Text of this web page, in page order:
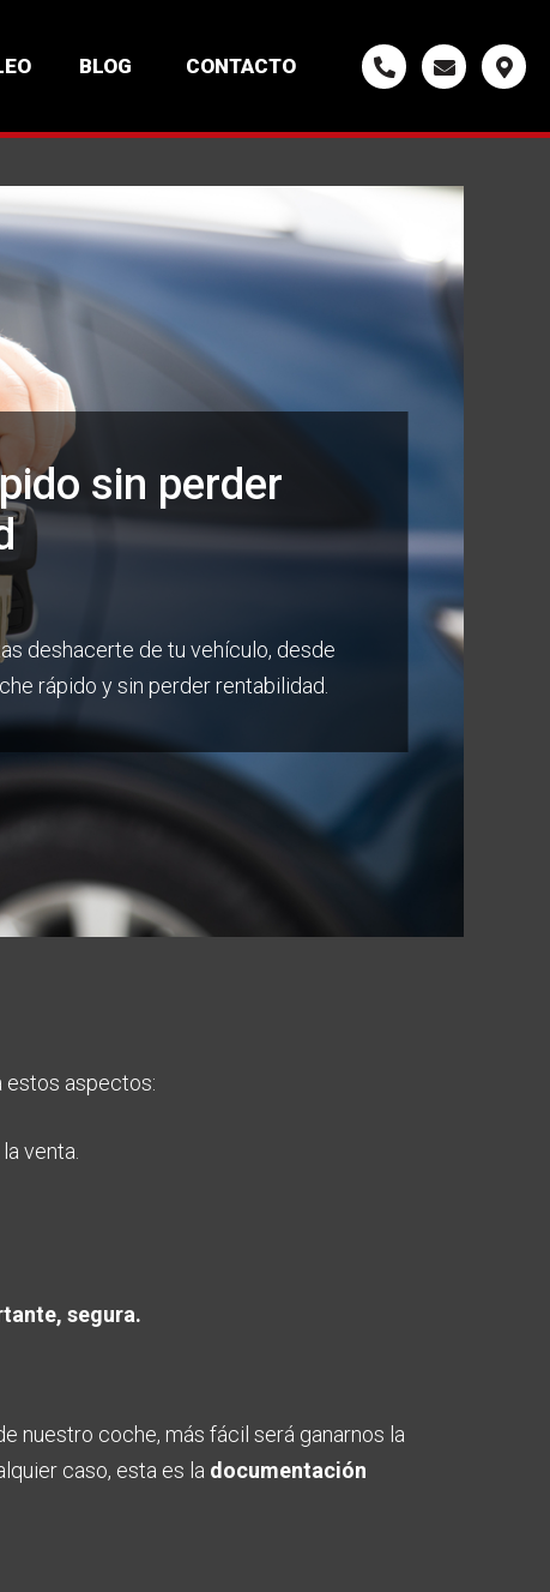
BLOG CONTACTO
sin perder
deshacerte de tu vehículo, desde
rápido y sin perder rentabilidad.
estos aspectos:
venta.
segura.
nuestro coche, más fácil será ganarnos la
caso, esta es la documentación